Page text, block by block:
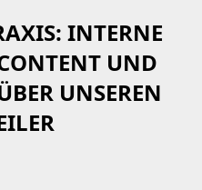
INTERNE
UND
UNSEREN